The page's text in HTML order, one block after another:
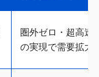
圏外ゼロ・超高速
の実現で需要拡大